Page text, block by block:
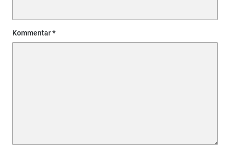
Kommentar